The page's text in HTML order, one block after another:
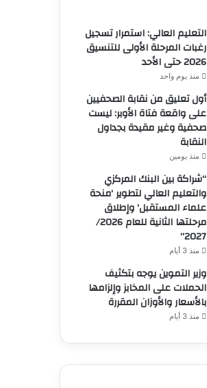
التعليم العالي: استمرار تسجيل
رغبات المرحلة الأولى للتنسيق
2026 حتى الأحد
منذ يوم واحد
أول تعليق من نقابة الصحفيين
على واقعة فتاة الأوبر: ليست
صحفية وغير مقيدة بجداول
النقابة
منذ يومين
“شراكة بين البنك المركزي
والتعليم العالي لتطوير ‘منحة
علماء المستقبل’ وإطلاق
مرحلتها الثانية للعام 2026/
2027”
منذ 3 أيام
وزير التموين يوجه بتكثيف
الحملات على المخابز وإلزامها
بالأسعار والأوزان المقررة
منذ 3 أيام